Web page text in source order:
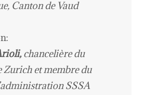
Canton de Vaud
chancelière du
Zurichetmembre du
SSSA